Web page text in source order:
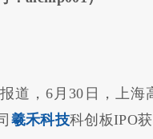
道，6月30日，上海
羲禾科技科创板IPO获